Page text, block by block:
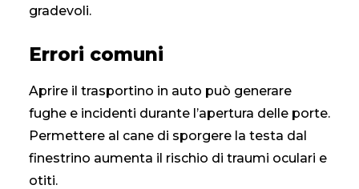
gradevoli.
Errori comuni
Aprire il trasportino in auto può generare
fughe e incidenti durante l’apertura delle porte.
Permettere al cane di sporgere la testa dal
finestrino aumenta il rischio di traumi oculari e
otiti.